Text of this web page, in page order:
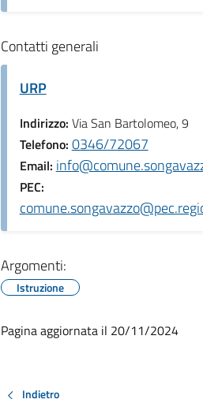
Contatti generali
URP
Indirizzo: Via San Bartolomeo, 9
Telefono: 0346/72067
Email:
PEC:
Argomenti:
Istruzione
Pagina aggiornata il 20/11/2024
Indietro